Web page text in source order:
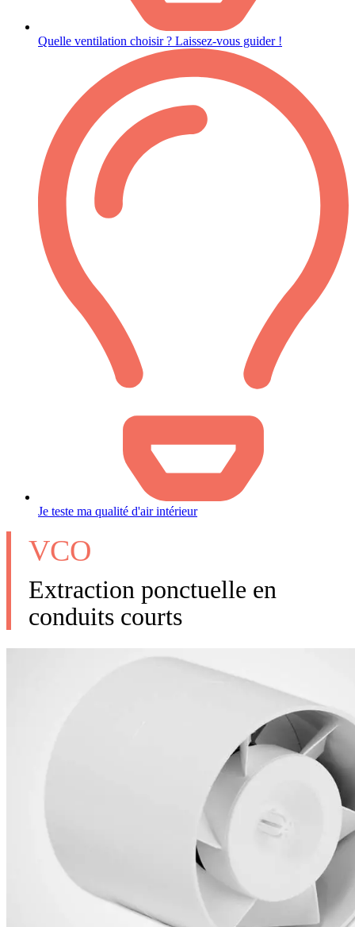
Quelle ventilation choisir ? Laissez-vous guider !
Je teste ma qualité d'air intérieur
VCO
Extraction ponctuelle en
conduits courts